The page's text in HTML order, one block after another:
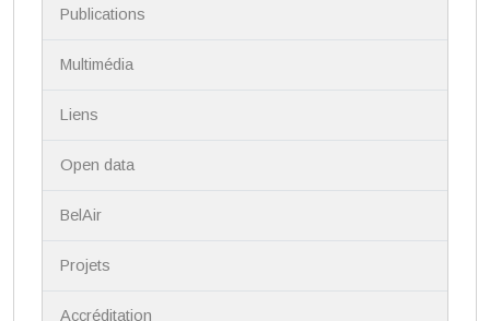
Publications
Multimédia
Liens
Open data
BelAir
Projets
Accréditation